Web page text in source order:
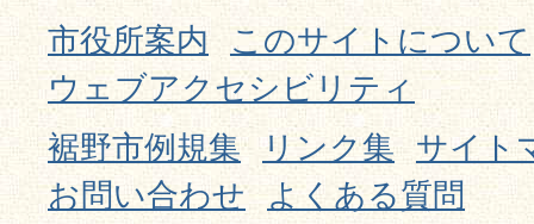
市役所案内
このサイトについて
ウェブアクセシビリティ
裾野市例規集
リンク集
サイト
お問い合わせ
よくある質問